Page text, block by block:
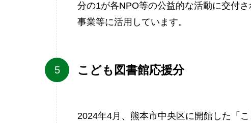
分の1が各NPO等の公益的な活動に交付
事業等に活用しています。
こども図書館応援分
2024年4月、熊本市中央区に開館した「